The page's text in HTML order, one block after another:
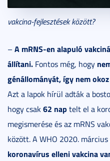
vakcina-fejlesztések között?
– A mRNS-en alapuló
állítani. Fontos még, hogy
génállományát, így nem
Azt a lapok hírül adták a
hogy csak62 nap telt el a
megismerése és az mRNS
között. A WHO 2020.
koronavírus elleni vakcina